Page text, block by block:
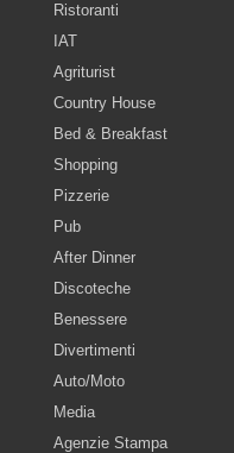
Ristoranti
IAT
Agriturist
Country House
Bed & Breakfast
Shopping
Pizzerie
Pub
After Dinner
Discoteche
Benessere
Divertimenti
Auto/Moto
Media
Agenzie Stampa